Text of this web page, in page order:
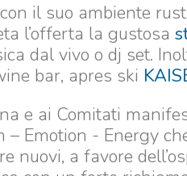
il suo ambiente
l’offerta la gustosa
dal vivo o dj set.
bar, apres ski
e ai Comitati
– Emotion - Energy
a favore